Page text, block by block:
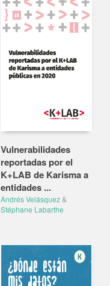
Vulnerabilidades
reportadas por el
K+LAB de Karisma a
entidades ...
Andrés Velásquez &
Stéphane Labarthe